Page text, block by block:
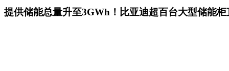
提供储能总量升至3GWh！比亚迪超百台大型储能柜